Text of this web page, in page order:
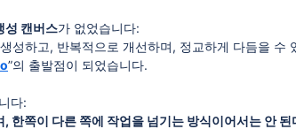
성 캔버스가 없었습니다:
성하고, 반복적으로 개선하며, 정교하게 다듬을 수
”의 출발점이 되었습니다.
다:
한쪽이 다른 쪽에 작업을 넘기는 방식이어서는 안 된